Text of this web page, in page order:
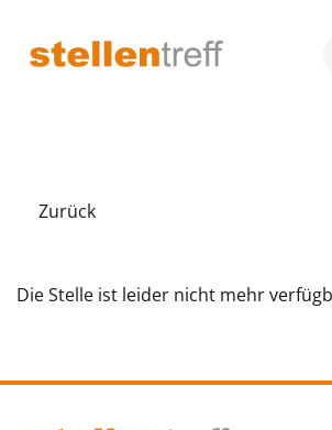
Zurück
Die Stelle ist leider nicht mehr